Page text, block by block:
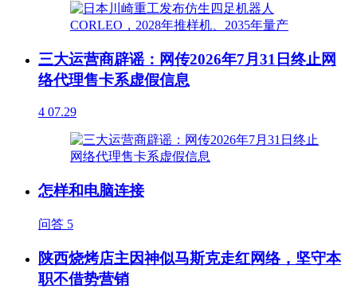
三大运营商辟谣：网传2026年7月31日终止网
络代理售卡系虚假信息
4 07.29
怎样和电脑连接
问答 5
陕西烧烤店主因神似马斯克走红网络，坚守本
职不借势营销